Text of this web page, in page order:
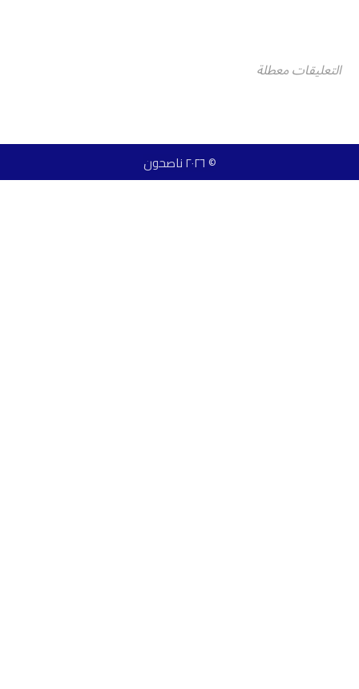
التعليقات معطلة
© ٢٠٢٦ ناصحون